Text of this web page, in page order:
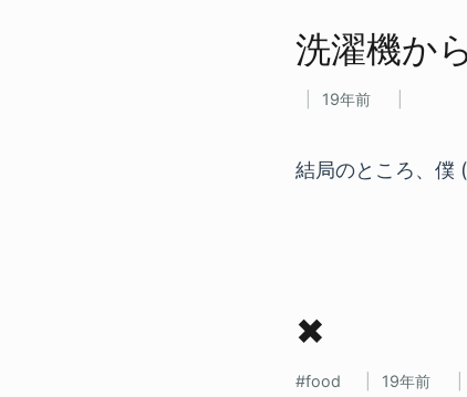
洗濯機か
19年前
結局のところ、僕
✖
food 19年前